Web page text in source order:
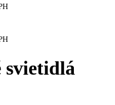
svietidlá